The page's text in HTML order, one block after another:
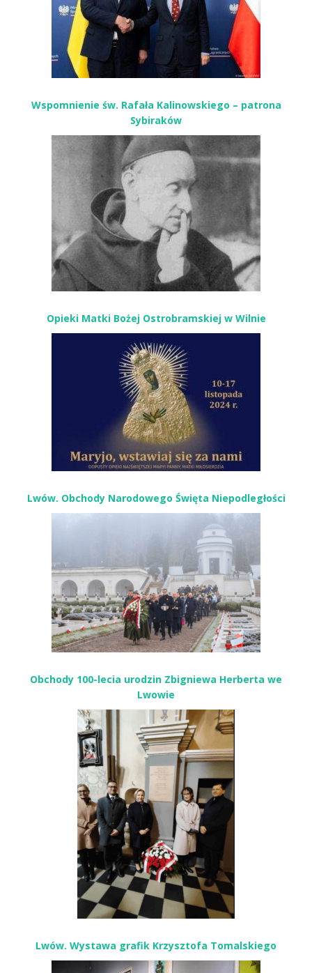
Wspomnienie św. Rafała Kalinowskiego – patrona
Sybiraków
Opieki Matki Bożej Ostrobramskiej w Wilnie
Lwów. Obchody Narodowego Święta Niepodległości
Obchody 100-lecia urodzin Zbigniewa Herberta we
Lwowie
Lwów. Wystawa grafik Krzysztofa Tomalskiego